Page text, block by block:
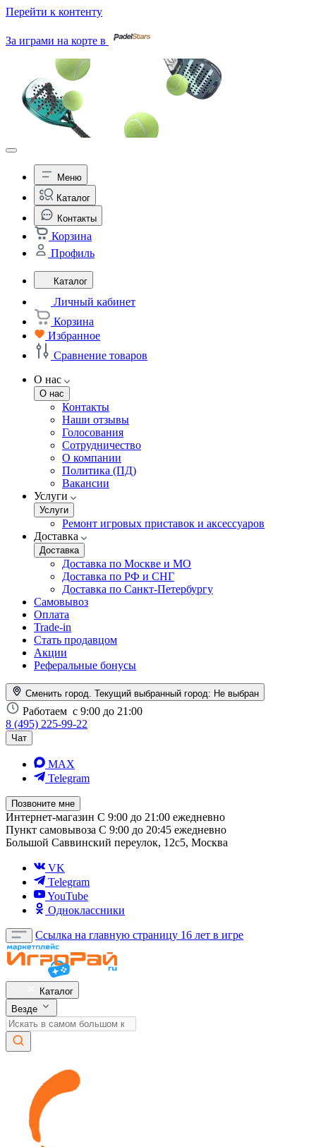
Перейти к контенту
За играми на корте в
Меню
Каталог
Контакты
Корзина
Профиль
Каталог
Личный кабинет
Корзина
Избранное
Сравнение товаров
О нас
О нас
Контакты
Наши отзывы
Голосования
Сотрудничество
О компании
Политика (ПД)
Вакансии
Услуги
Услуги
Ремонт игровых приставок и аксессуаров
Доставка
Доставка
Доставка по Москве и МО
Доставка по РФ и СНГ
Доставка по Санкт-Петербургу
Самовывоз
Оплата
Trade-in
Стать продавцом
Акции
Реферальные бонусы
Сменить город. Текущий выбранный город: Не выбран
Работаем с 9:00 до 21:00
8 (495) 225-99-22
Чат
MAX
Telegram
Позвоните мне
Интернет-магазин С 9:00 до 21:00 ежедневно
Пункт самовывоза С 9:00 до 20:45 ежедневно
Большой Саввинский переулок, 12с5, Москва
VK
Telegram
YouTube
Одноклассники
Ссылка на главную страницу 16 лет в игре
Каталог
Везде